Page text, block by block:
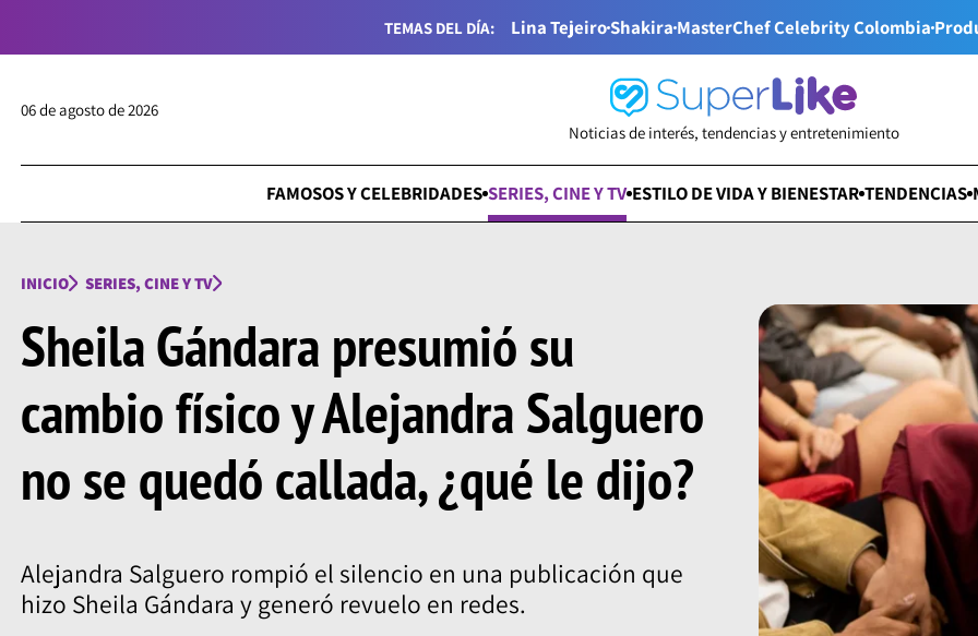
TEMAS DEL DÍA: Lina TejeiroShakiraMasterChef Celebrity Colombia
06 de agosto de 2026
Noticias de interés, tendencias y entretenimiento
FAMOSOS Y CELEBRIDADES SERIES, CINE Y TV ESTILO DE VIDA Y BIENESTAR TENDENCIAS
INICIO SERIES, CINE Y TV
Sheila Gándara presumió su
cambio físico y Alejandra Salguero
no se quedó callada, ¿qué le dijo?
Alejandra Salguero rompió el silencio en una publicación que
hizo Sheila Gándara y generó revuelo en redes.